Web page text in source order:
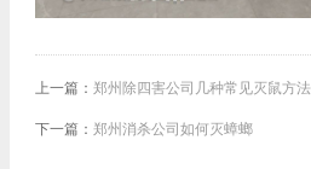
上一篇： 郑州除四害公司几种常见灭鼠方法
下一篇： 郑州消杀公司如何灭蟑螂